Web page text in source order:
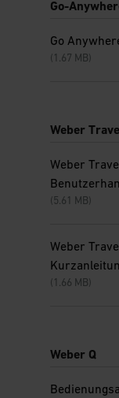
Go-
Go
(1.67 MB)
Weber
Weber
(5.61 MB)
Weber
(1.66 MB)
Weber Q